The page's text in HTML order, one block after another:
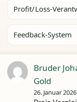
Profit/Loss-
Feedback-System
Bruder
Gold
26. Januar 2026